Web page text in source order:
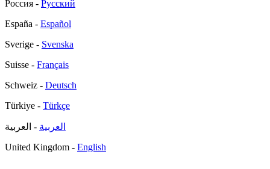
Россия - Русский
España - Español
Sverige - Svenska
Suisse - Français
Schweiz - Deutsch
Türkiye - Türkçe
العربية - العربية
United Kingdom - English